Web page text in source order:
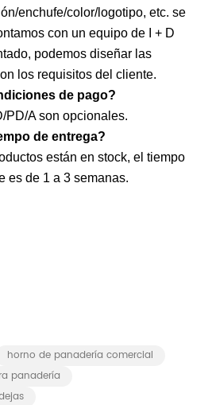
enchufe/color/logotipo, etc. se
con un equipo de I + D
podemos diseñar las
los requisitos del cliente.
de pago?
PD/A son opcionales.
de entrega?
están en stock, el tiempo
es de 1 a 3 semanas.
horno de panadería comercial
panadería